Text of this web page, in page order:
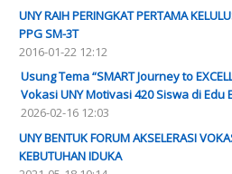
UNY RAIH PERINGKAT PERTAMA
PPG SM-3T
2016-01-22 12:12
Usung Tema “SMART Journey to
Vokasi UNY Motivasi 420 Siswa di Edu
2026-02-16 12:03
UNY BENTUK FORUM AKSELERASI
KEBUTUHAN IDUKA